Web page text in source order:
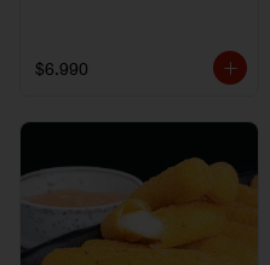
$6.990